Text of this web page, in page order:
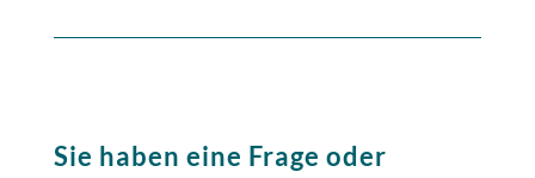
Sie haben eine Frage oder